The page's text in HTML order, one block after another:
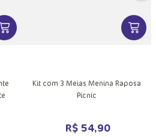
MAIS INFORMAÇÕES DOVER
Kit com 3 Meias Menina Raposa
Picnic
R$ 54,90